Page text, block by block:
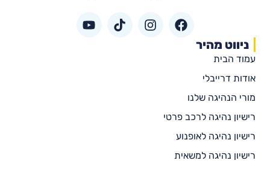
ניווט מהיר
עמוד הבית
אודות דרייבלי
מורי הנהיגה שלנו
רישיון נהיגה לרכב פרטי
רישיון נהיגה לאופנוע
רישיון נהיגה למשאית